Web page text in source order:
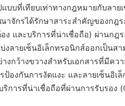
บบที่เทียบเท่าทางกฎหมายกับลาย
จักรได้รักษาสาระสำคัญของกฎร
และบริการที่น่าเชื่อถือ) ผ่านกฎ
ลายเซ็นอิเล็กทรอนิกส์ออกเป็นส
งกว้างขวางสำหรับเอกสารที่มีคว
องกันการงัดแงะ และลายเซ็นอิเ
การที่น่าเชื่อถือที่ผ่านการรับรอง